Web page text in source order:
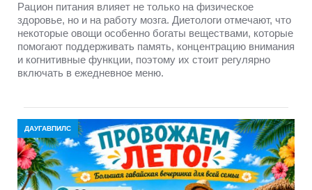
Рацион питания влияет не только на физическое
здоровье, но и на работу мозга. Диетологи отмечают, что
некоторые овощи особенно богаты веществами, которые
помогают поддерживать память, концентрацию внимания
и когнитивные функции, поэтому их стоит регулярно
включать в ежедневное меню.
ДАУГАВПИЛС